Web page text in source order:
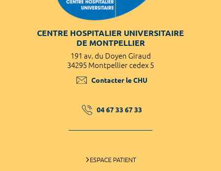
CENTRE HOSPITALIER UNIVERSITAIRE
DE MONTPELLIER
191 av. du Doyen Giraud
34295 Montpellier cedex 5
Contacter le CHU
04 67 33 67 33
ESPACE PATIENT